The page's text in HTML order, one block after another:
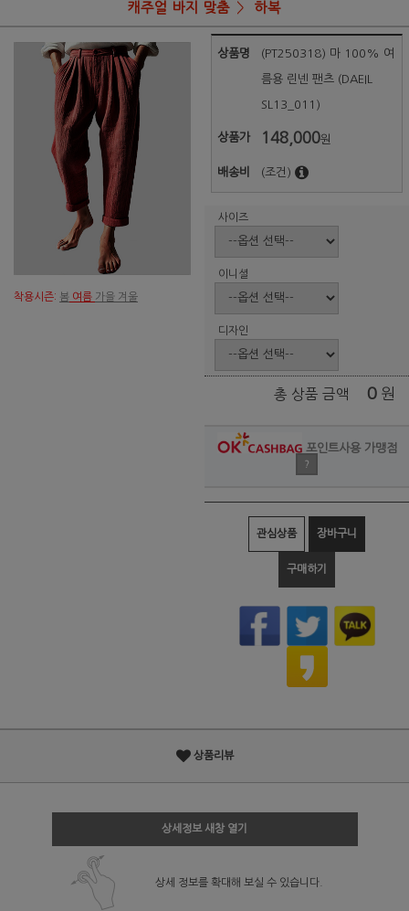
캐주얼 바지 맞춤 하복
착용시즌: 봄 여름 가을 겨울
상품명 (PT250318) 마 100% 여
름용 린넨 팬츠 (DAEIL
SL13_011)
상품가 148,000원
배송비 (조건)
사이즈
이니셜
디자인
총 상품 금액 0 원
포인트사용 가맹점
?
관심상품 장바구니
구매하기
상품리뷰
상세정보 새창 열기
상세 정보를 확대해 보실 수 있습니다.